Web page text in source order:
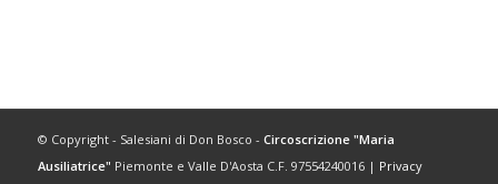
© Copyright - Salesiani di Don Bosco - Circoscrizione "Maria
Ausiliatrice" Piemonte e Valle D'Aosta C.F. 97554240016 | Privacy